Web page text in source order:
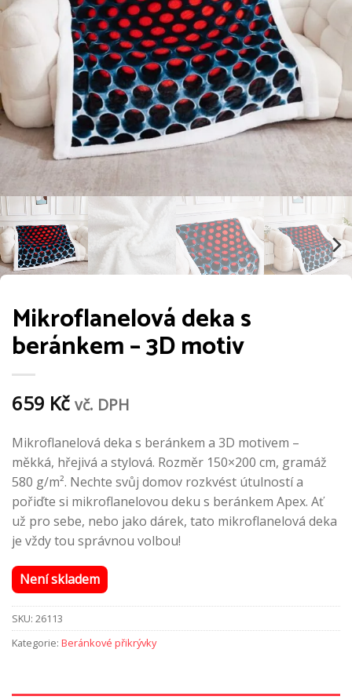
Mikroflanelová deka s
beránkem – 3D motiv
659 Kč vč. DPH
Mikroflanelová deka s beránkem a 3D motivem –
měkká, hřejivá a stylová. Rozměr 150×200 cm, gramáž
580 g/m². Nechte svůj domov rozkvést útulností a
pořiďte si mikroflanelovou deku s beránkem Apex. Ať
už pro sebe, nebo jako dárek, tato mikroflanelová deka
je vždy tou správnou volbou!
Není skladem
SKU: 26113
Kategorie: Beránkové přikrývky